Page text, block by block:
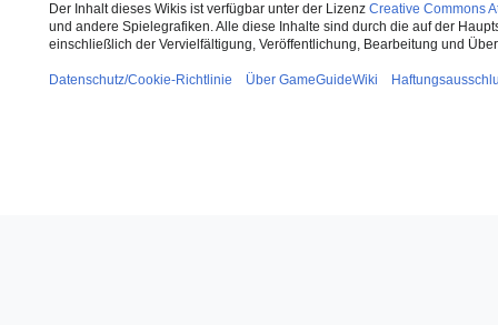
Der Inhalt dieses Wikis ist verfügbar unter der Lizenz Creative Commons
und andere Spielegrafiken. Alle diese Inhalte sind durch die auf der
einschließlich der Vervielfältigung, Veröffentlichung, Bearbeitung und
Datenschutz/Cookie-Richtlinie Über GameGuideWiki